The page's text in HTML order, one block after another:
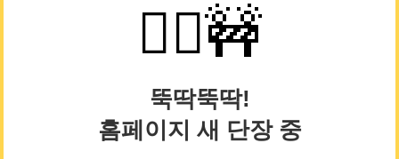
👷‍♀️🚧
뚝딱뚝딱!
홈페이지 새 단장 중
🚌
오시는 길